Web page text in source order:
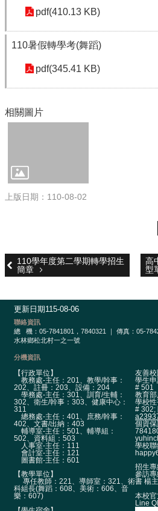
台
主
認
識
本
校
單
位
術
單
位
學
成
果
生
涯
輔
招
生
資
pdf(410.13 KB)
110暑假轉學考(舞蹈)
pdf(345.41 KB)
相關圖片
上版日期：110-08-02
110學年度第二學期轉學招生
簡章
高
型
更新日期115-08-06
聯絡資訊
總
機：05-7841801，7840321 ｜ 傳真：05-
水林鄉松北村一之一號
分機資訊
【行政單位】
教務處-主任：201、教學/幹事：
202、註冊：203、設備：204
學務處-主任：301、訓育/生輔：
302、衛生/幹事：303、健康中心：
311
總務處-主任：401、庶務/幹事：
402、文書/出納：403
輔導室-主任：501、輔導組：
502、資料組：503
人事室-主任：111
會計室-主任：121
圖書館-主任：601
【教學單位】
專任教師：221、導師室：321、術
科組長(舞蹈：608、美術：606、音
樂：607)
友善
學生
# 501
教育
學校
# 302;
個資
學校聯
招生
參訪
書 楊
本校
Line